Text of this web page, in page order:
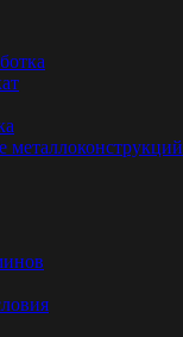
металлоконструкций